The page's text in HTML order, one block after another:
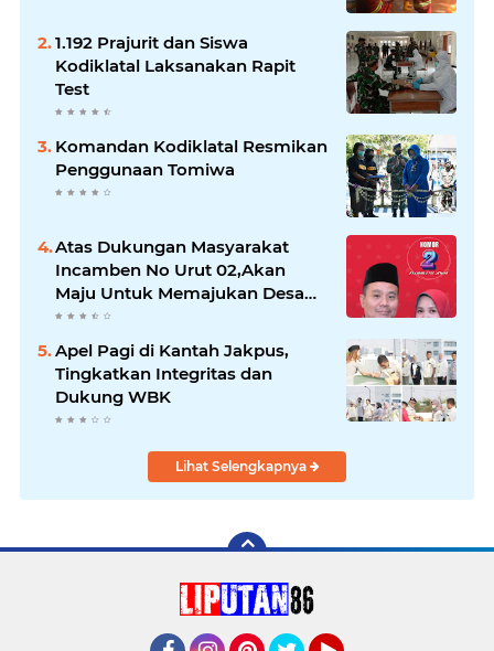
1.192 Prajurit dan Siswa
Kodiklatal Laksanakan Rapit
Test
Komandan Kodiklatal Resmikan
Penggunaan Tomiwa
Atas Dukungan Masyarakat
Incamben No Urut 02,Akan
Maju Untuk Memajukan Desa
Tegal Kunir Kidul
Apel Pagi di Kantah Jakpus,
Tingkatkan Integritas dan
Dukung WBK
Lihat Selengkapnya